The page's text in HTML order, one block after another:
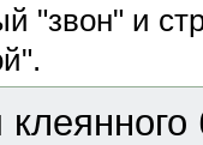
"звон" и